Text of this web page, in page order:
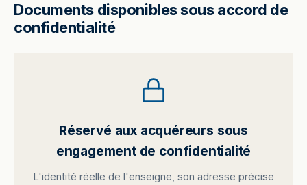
Documents disponibles sous accord de
confidentialité
Réservé aux acquéreurs sous
engagement de confidentialité
L'identité réelle de l'enseigne, son adresse précise